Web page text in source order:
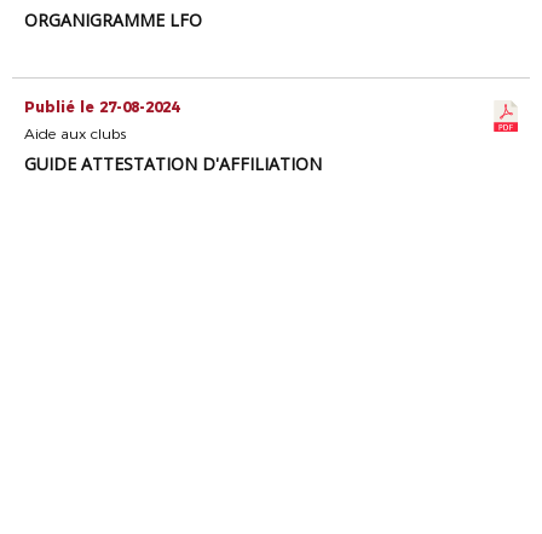
ORGANIGRAMME LFO
Publié le 27-08-2024
Aide aux clubs
GUIDE ATTESTATION D'AFFILIATION